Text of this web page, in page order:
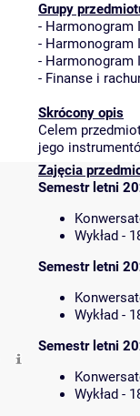
Grupy
- Harmonogram
- Harmonogram
- Harmonogram
- Finanse i
Skrócony opis
Celem
jego
Zajęcia
Semestr letni
Wykład -
Semestr letni
Wykład -
Semestr letni
Wykład -